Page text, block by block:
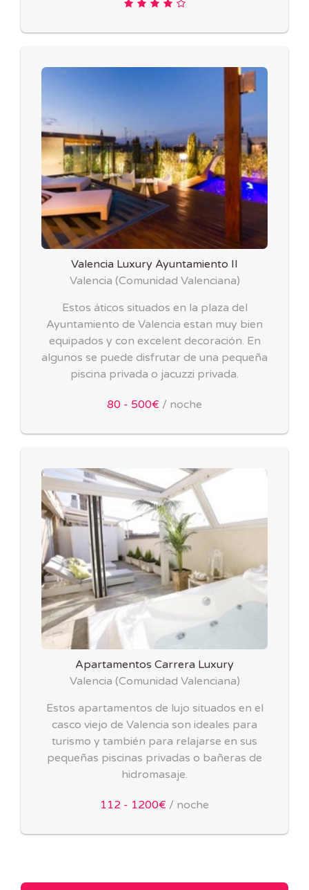
Valencia Luxury Ayuntamiento II
Valencia (Comunidad Valenciana)
Estos áticos situados en la plaza del
Ayuntamiento de Valencia estan muy bien
equipados y con excelent decoración. En
algunos se puede disfrutar de una pequeña
piscina privada o jacuzzi privada.
80 - 500€ / noche
Apartamentos Carrera Luxury
Valencia (Comunidad Valenciana)
Estos apartamentos de lujo situados en el
casco viejo de Valencia son ideales para
turismo y también para relajarse en sus
pequeñas piscinas privadas o bañeras de
hidromasaje.
112 - 1200€ / noche